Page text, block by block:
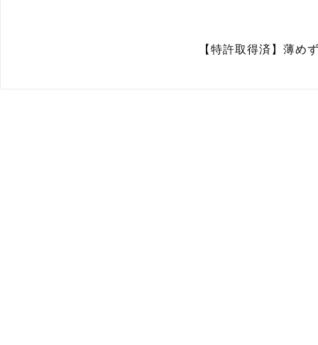
【特許取得済】薄